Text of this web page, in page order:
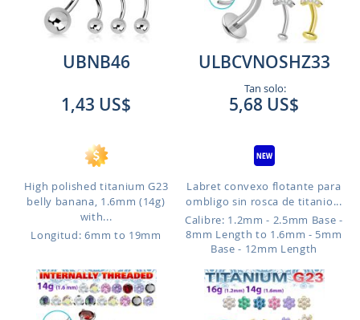
UBNB46
1,43 US$
High polished titanium G23
belly banana, 1.6mm (14g)
with...
Longitud: 6mm to 19mm
ULBCVNOSHZ33
Tan solo:
5,68 US$
Labret convexo flotante para
ombligo sin rosca de titanio...
Calibre: 1.2mm - 2.5mm Base -
8mm Length to 1.6mm - 5mm
Base - 12mm Length